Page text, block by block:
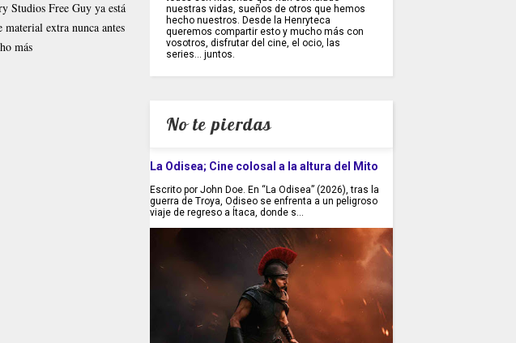
Studios Free Guy ya está
extra nunca antes
más
nuestras vidas, sueños de otros que hemos
hecho nuestros. Desde la Henryteca
queremos compartir esto y mucho más con
vosotros, disfrutar del cine, el ocio, las
series... juntos.
No te pierdas
La Odisea; Cine colosal a la altura del Mito
Escrito por John Doe. En “La Odisea” (2026), tras la
guerra de Troya, Odiseo se enfrenta a un peligroso
viaje de regreso a Ítaca, donde s...